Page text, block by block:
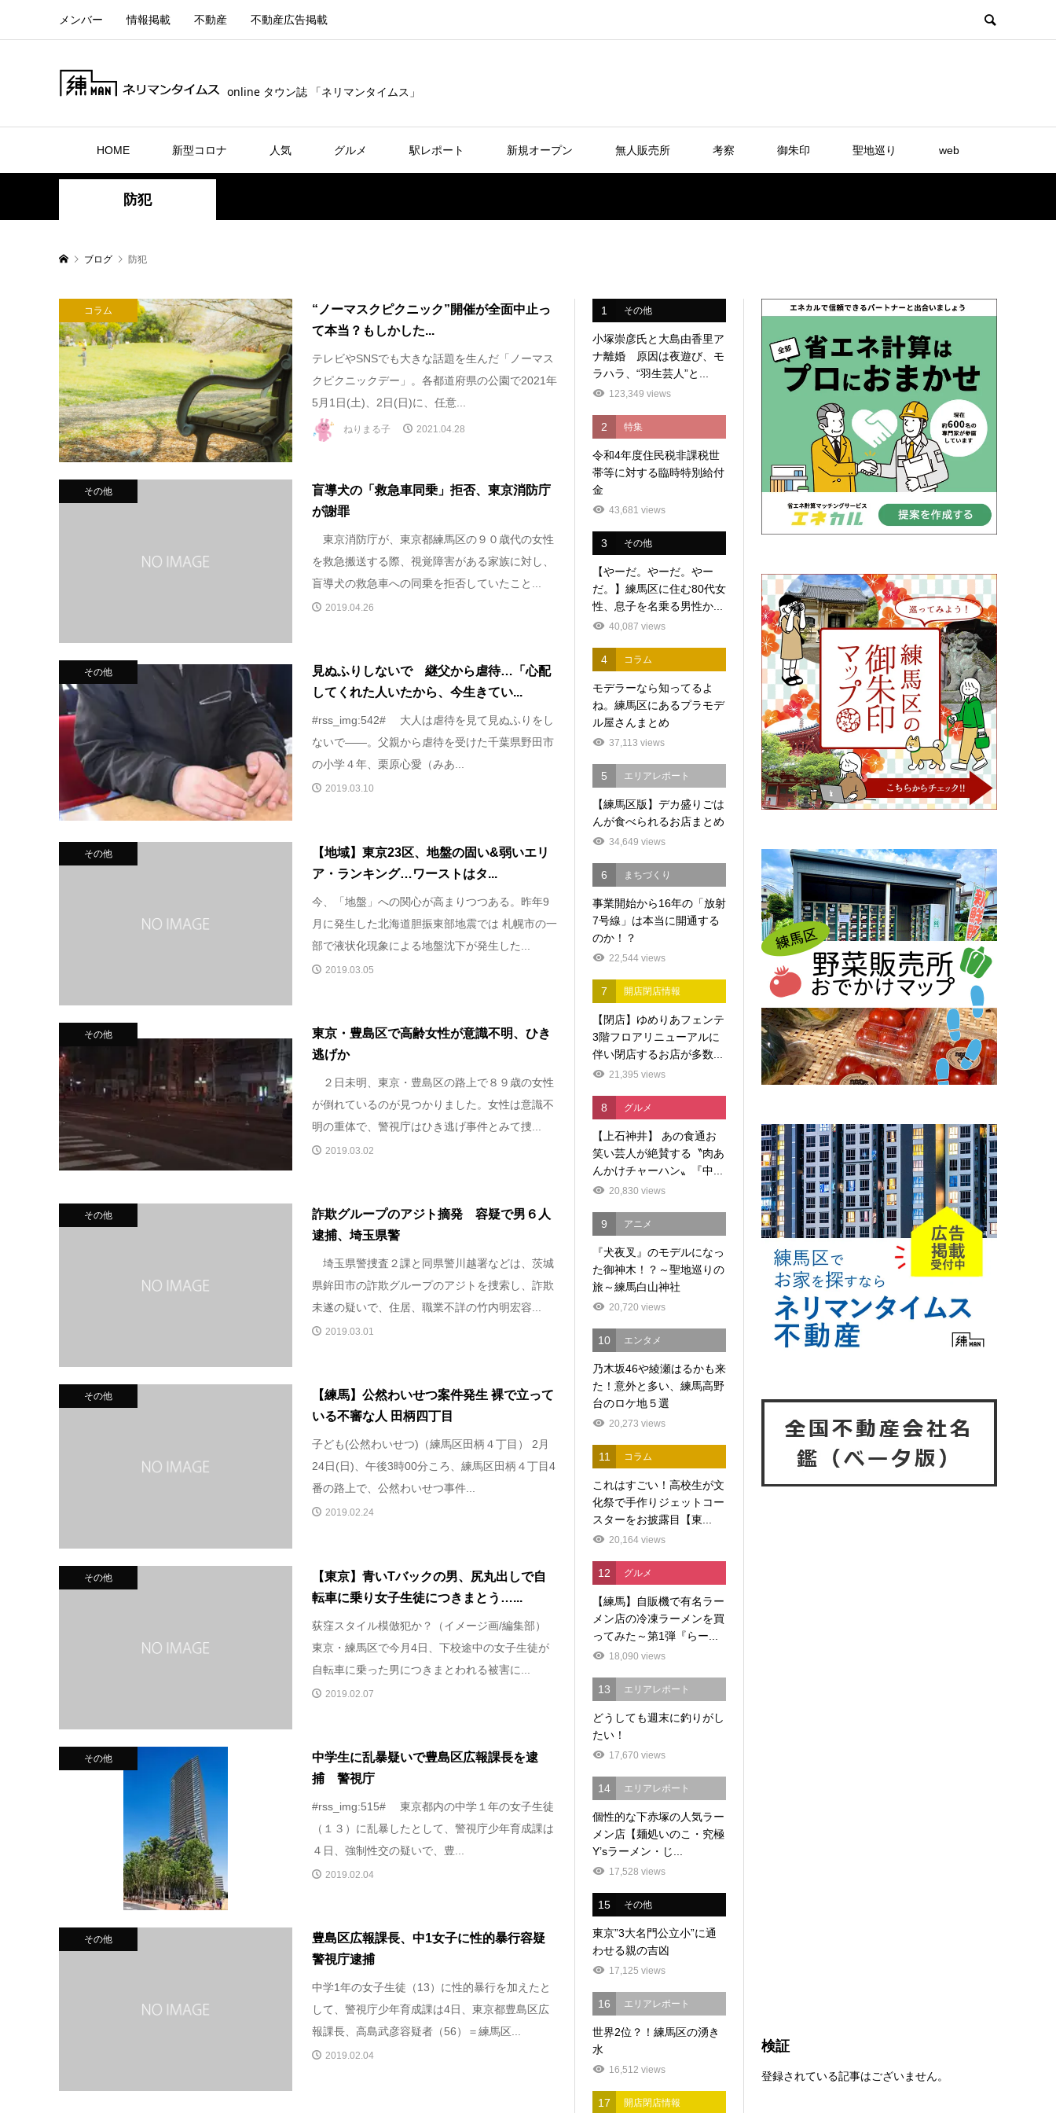
メンバー 情報掲載 不動産 不動産広告掲載
online タウン誌 「ネリマンタイムス」
HOME 新型コロナ 人気 グルメ 駅レポート 新規オープン 無人販売所 考察 御朱印 聖地巡り web
防犯
ブログ 防犯
コラム
“ノーマスクピクニック”開催が全面中止っ
て本当？もしかした...
テレビやSNSでも大きな話題を生んだ「ノーマス
クピクニックデー」。各都道府県の公園で2021年
5月1日(土)、2日(日)に、任意...
ねりまる子 2021.04.28
その他
盲導犬の「救急車同乗」拒否、東京消防庁
が謝罪
東京消防庁が、東京都練馬区の９０歳代の女性
を救急搬送する際、視覚障害がある家族に対し、
盲導犬の救急車への同乗を拒否していたこと...
2019.04.26
その他
見ぬふりしないで 継父から虐待…「心配
してくれた人いたから、今生きてい...
#rss_img:542# 大人は虐待を見て見ぬふりをし
ないで——。父親から虐待を受けた千葉県野田市
の小学４年、栗原心愛（みあ...
2019.03.10
その他
【地域】東京23区、地盤の固い&弱いエリ
ア・ランキング…ワーストはタ...
今、「地盤」への関心が高まりつつある。昨年9
月に発生した北海道胆振東部地震では 札幌市の一
部で液状化現象による地盤沈下が発生した...
2019.03.05
その他
東京・豊島区で高齢女性が意識不明、ひき
逃げか
２日未明、東京・豊島区の路上で８９歳の女性
が倒れているのが見つかりました。女性は意識不
明の重体で、警視庁はひき逃げ事件とみて捜...
2019.03.02
その他
詐欺グループのアジト摘発 容疑で男６人
逮捕、埼玉県警
埼玉県警捜査２課と同県警川越署などは、茨城
県鉾田市の詐欺グループのアジトを捜索し、詐欺
未遂の疑いで、住居、職業不詳の竹内明宏容...
2019.03.01
その他
【練馬】公然わいせつ案件発生 裸で立って
いる不審な人 田柄四丁目
子ども(公然わいせつ)（練馬区田柄４丁目） 2月
24日(日)、午後3時00分ころ、練馬区田柄４丁目4
番の路上で、公然わいせつ事件...
2019.02.24
その他
【東京】青いTバックの男、尻丸出しで自
転車に乗り女子生徒につきまとう…...
荻窪スタイル模倣犯か？（イメージ画/編集部）
東京・練馬区で今月4日、下校途中の女子生徒が
自転車に乗った男につきまとわれる被害に...
2019.02.07
その他
中学生に乱暴疑いで豊島区広報課長を逮
捕 警視庁
#rss_img:515# 東京都内の中学１年の女子生徒
（１３）に乱暴したとして、警視庁少年育成課は
４日、強制性交の疑いで、豊...
2019.02.04
その他
豊島区広報課長、中1女子に性的暴行容疑
警視庁逮捕
中学1年の女子生徒（13）に性的暴行を加えたと
して、警視庁少年育成課は4日、東京都豊島区広
報課長、高島武彦容疑者（56）＝練馬区...
2019.02.04
1 その他
小塚崇彦氏と大島由香里ア
ナ離婚 原因は夜遊び、モ
ラハラ、“羽生芸人”と...
123,349 views
2 特集
令和4年度住民税非課税世
帯等に対する臨時特別給付
金
43,681 views
3 その他
【やーだ。やーだ。やー
だ。】練馬区に住む80代女
性、息子を名乗る男性か...
40,087 views
4 コラム
モデラーなら知ってるよ
ね。練馬区にあるプラモデ
ル屋さんまとめ
37,113 views
5 エリアレポート
【練馬区版】デカ盛りごは
んが食べられるお店まとめ
34,649 views
6 まちづくり
事業開始から16年の「放射
7号線」は本当に開通する
のか！？
22,544 views
7 開店閉店情報
【閉店】ゆめりあフェンテ
3階フロアリニューアルに
伴い閉店するお店が多数...
21,395 views
8 グルメ
【上石神井】 あの食通お
笑い芸人が絶賛する〝肉あ
んかけチャーハン〟『中...
20,830 views
9 アニメ
『犬夜叉』のモデルになっ
た御神木！？～聖地巡りの
旅～練馬白山神社
20,720 views
10 エンタメ
乃木坂46や綾瀬はるかも来
た！意外と多い、練馬高野
台のロケ地５選
20,273 views
11 コラム
これはすごい！高校生が文
化祭で手作りジェットコー
スターをお披露目【東...
20,164 views
12 グルメ
【練馬】自販機で有名ラー
メン店の冷凍ラーメンを買
ってみた～第1弾『らー...
18,090 views
13 エリアレポート
どうしても週末に釣りがし
たい！
17,670 views
14 エリアレポート
個性的な下赤塚の人気ラー
メン店【麺処いのこ・究極
Y’sラーメン・じ...
17,528 views
15 その他
東京”3大名門公立小”に通
わせる親の吉凶
17,125 views
16 エリアレポート
世界2位？！練馬区の湧き
水
16,512 views
17 開店閉店情報
検証
登録されている記事はございません。